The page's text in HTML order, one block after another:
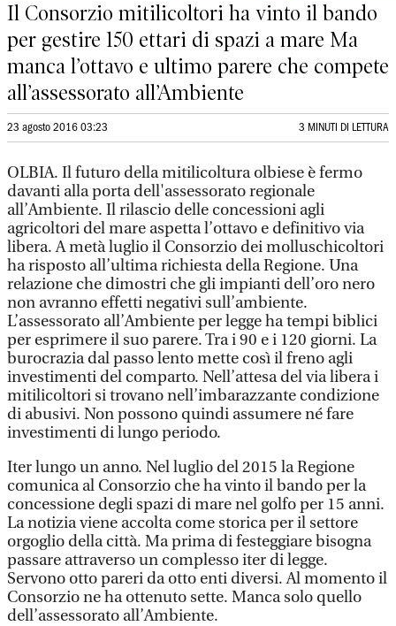
Il Consorzio mitilicoltori ha vinto il bando
per gestire 150 ettari di spazi a mare Ma
manca l’ottavo e ultimo parere che compete
all’assessorato all’Ambiente
23 agosto 2016 03:23 3 MINUTI DI LETTURA
OLBIA. Il futuro della mitilicoltura olbiese è fermo
davanti alla porta dell'assessorato regionale
all’Ambiente. Il rilascio delle concessioni agli
agricoltori del mare aspetta l’ottavo e definitivo via
libera. A metà luglio il Consorzio dei molluschicoltori
ha risposto all’ultima richiesta della Regione. Una
relazione che dimostri che gli impianti dell’oro nero
non avranno effetti negativi sull’ambiente.
L’assessorato all’Ambiente per legge ha tempi biblici
per esprimere il suo parere. Tra i 90 e i 120 giorni. La
burocrazia dal passo lento mette così il freno agli
investimenti del comparto. Nell’attesa del via libera i
mitilicoltori si trovano nell’imbarazzante condizione
di abusivi. Non possono quindi assumere né fare
investimenti di lungo periodo.
Iter lungo un anno. Nel luglio del 2015 la Regione
comunica al Consorzio che ha vinto il bando per la
concessione degli spazi di mare nel golfo per 15 anni.
La notizia viene accolta come storica per il settore
orgoglio della città. Ma prima di festeggiare bisogna
passare attraverso un complesso iter di legge.
Servono otto pareri da otto enti diversi. Al momento il
Consorzio ne ha ottenuto sette. Manca solo quello
dell’assessorato all’Ambiente.